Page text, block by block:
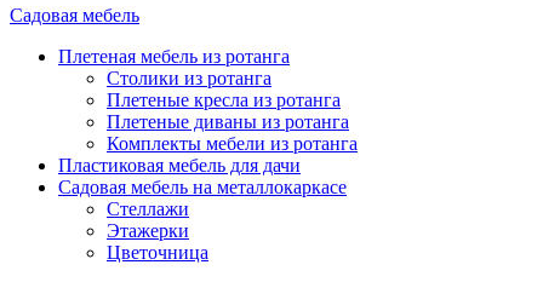
Садовая мебель
Плетеная мебель из ротанга
Столики из ротанга
Плетеные кресла из ротанга
Плетеные диваны из ротанга
Комплекты мебели из ротанга
Пластиковая мебель для дачи
Садовая мебель на металлокаркасе
Стеллажи
Этажерки
Цветочница